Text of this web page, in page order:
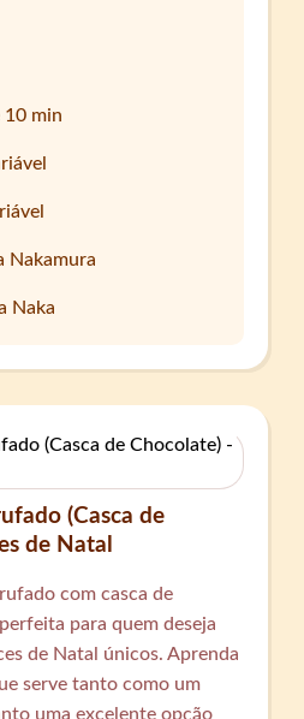
10 min
Nakamura
Naka
(Casca de
de Natal
com casca de
para quem deseja
de Natal únicos. Aprenda
serve tanto como um
uma excelente opção